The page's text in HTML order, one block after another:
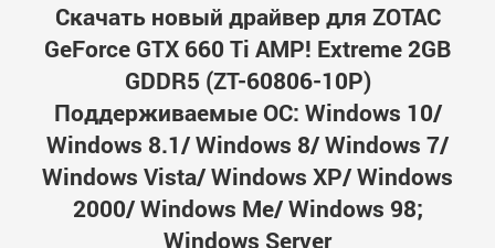
Скачать новый драйвер для ZOTAC
GeForce GTX 660 Ti AMP! Extreme 2GB
GDDR5 (ZT-60806-10P)
Поддерживаемые ОС: Windows 10/
Windows 8.1/ Windows 8/ Windows 7/
Windows Vista/ Windows XP/ Windows
2000/ Windows Me/ Windows 98;
Windows Server